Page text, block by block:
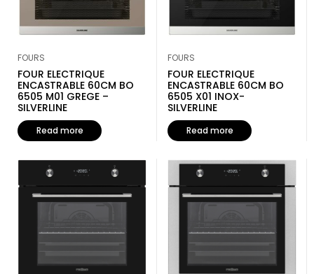
FOURS
FOUR ELECTRIQUE
ENCASTRABLE 60CM BO
6505 M01 GREGE –
SILVERLINE
Read more
FOURS
FOUR ELECTRIQUE
ENCASTRABLE 60CM BO
6505 X01 INOX-
SILVERLINE
Read more